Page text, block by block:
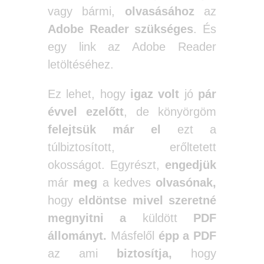
vagy bármi,
olvasásához az
Adobe Reader szükséges. És
egy link az Adobe Reader
letöltéséhez.
Ez lehet, hogy igaz volt jó pár
évvel ezelőtt, de könyörgöm
felejtsük már el
ezt a
túlbiztosított, erőltetett
okosságot. Egyrészt, engedjük
már meg a kedves olvasónak,
hogy eldöntse mivel szeretné
megnyitni a küldött PDF
állományt. Másfelől épp a PDF
az ami
biztosítja, hogy